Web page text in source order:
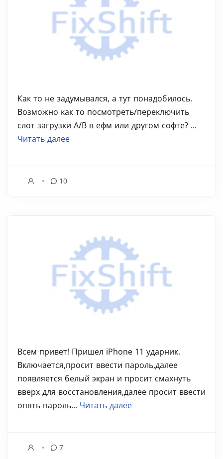
Как то не задумывался, а тут понадобилось.
Возможно как то посмотреть/переключить
слот загрузки А/В в ефм или другом софте? ...
Читать далее
10
Всем привет! Пришел iPhone 11 ударник.
Включается,просит ввести пароль,далее
появляется белый экран и просит смахнуть
вверх для восстановления,далее просит ввести
опять пароль... Читать далее
7